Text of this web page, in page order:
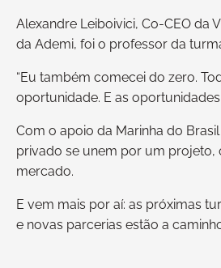
Alexandre Leiboivici, Co-CEO da
da Ademi, foi o professor da
“Eu também comecei do zero.
oportunidade. E as
Com o apoio da Marinha do
privado se unem por um projeto,
mercado.
E vem mais por aí: as próximas
e novas parcerias estão a